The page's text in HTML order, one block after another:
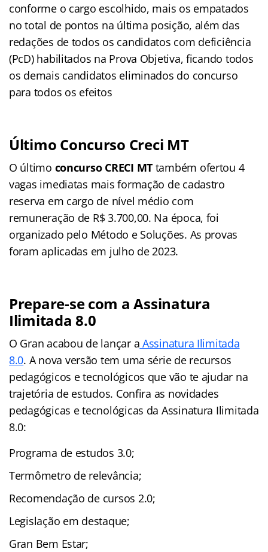
conforme o cargo escolhido, mais os empatados
no total de pontos na última posição, além das
redações de todos os candidatos com deficiência
(PcD) habilitados na Prova Objetiva, ficando todos
os demais candidatos eliminados do concurso
para todos os efeitos
Último Concurso Creci MT
O último concurso CRECI MT também ofertou 4
vagas imediatas mais formação de cadastro
reserva em cargo de nível médio com
remuneração de R$ 3.700,00. Na época, foi
organizado pelo Método e Soluções. As provas
foram aplicadas em julho de 2023.
Prepare-se com a Assinatura
Ilimitada 8.0
O Gran acabou de lançar a Assinatura Ilimitada
8.0. A nova versão tem uma série de recursos
pedagógicos e tecnológicos que vão te ajudar na
trajetória de estudos. Confira as novidades
pedagógicas e tecnológicas da Assinatura Ilimitada
8.0:
Programa de estudos 3.0;
Termômetro de relevância;
Recomendação de cursos 2.0;
Legislação em destaque;
Gran Bem Estar;